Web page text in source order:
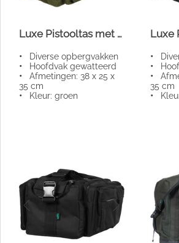
Luxe Pistooltas met foedraal
• Diverse opbergvakken
• Hoofdvak gewatteerd
• Afmetingen: 38 x 25 x
35 cm
• Kleur: groen
•
•
•
35 cm
•